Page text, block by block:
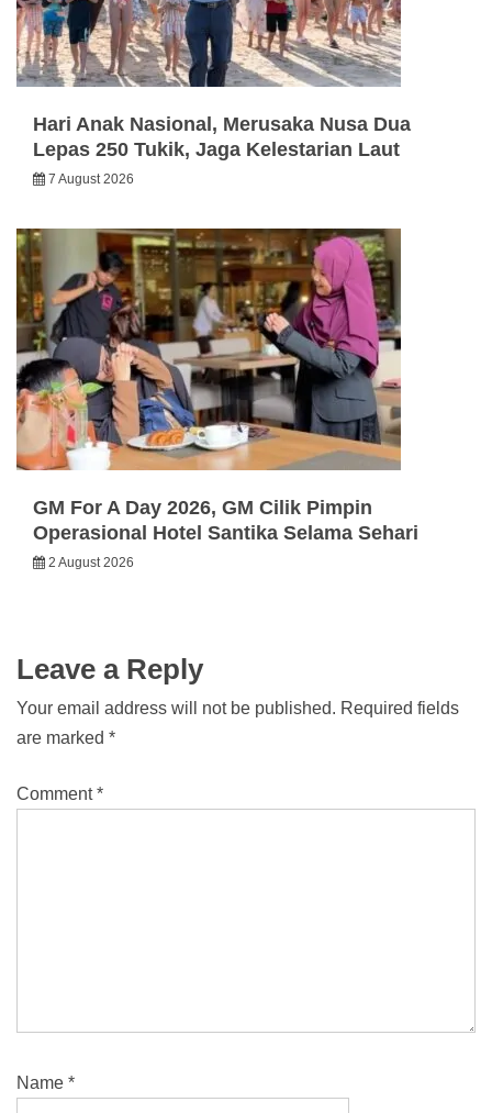
Hari Anak Nasional, Merusaka Nusa Dua
Lepas 250 Tukik, Jaga Kelestarian Laut
7 August 2026
GM For A Day 2026, GM Cilik Pimpin
Operasional Hotel Santika Selama Sehari
2 August 2026
Leave a Reply
Your email address will not be published. Required fields
are marked *
Comment*
Name *